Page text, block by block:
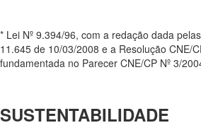
* Lei Nº 9.394/96, com a redação dada
11.645 de 10/03/2008 e a Resolução CNE/
fundamentada no Parecer CNE/CP Nº 3/
SUSTENTABILIDADE